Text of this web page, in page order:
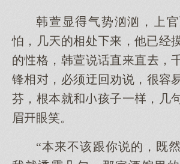
韩萱显气势汹汹，
怕，几的相处，他已经
的格，韩萱说话直直，
锋相，必须迂回劝说，很容
芬，根本就孩子一，几
眉眼笑。
“本不该跟你说的，既